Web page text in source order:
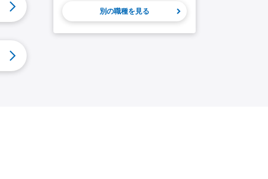
別の職種を見る